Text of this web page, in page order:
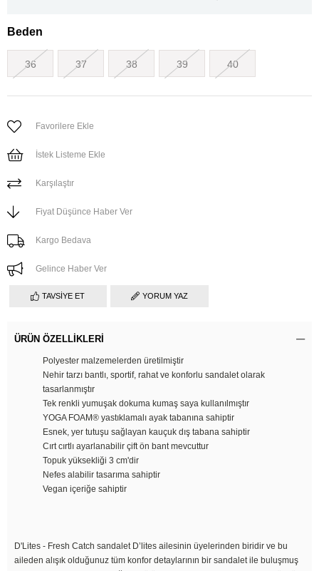
Beden
36 37 38 39 40
Favorilere Ekle
İstek Listeme Ekle
Karşılaştır
Fiyat Düşünce Haber Ver
Kargo Bedava
Gelince Haber Ver
TAVSIYE ET YORUM YAZ
ÜRÜN ÖZELLIKLERI
Polyester malzemelerden üretilmiştir
Nehir tarzı bantlı, sportif, rahat ve konforlu sandalet olarak
tasarlanmıştır
Tek renkli yumuşak dokuma kumaş saya kullanılmıştır
YOGA FOAM® yastıklamalı ayak tabanına sahiptir
Esnek, yer tutuşu sağlayan kauçuk dış tabana sahiptir
Cırt cırtlı ayarlanabilir çift ön bant mevcuttur
Topuk yüksekliği 3 cm'dir
Nefes alabilir tasarıma sahiptir
Vegan içeriğe sahiptir
D'Lites - Fresh Catch sandalet D’lites ailesinin üyelerinden biridir ve bu
aileden alışık olduğunuz tüm konfor detaylarının bir sandalet ile buluşmuş